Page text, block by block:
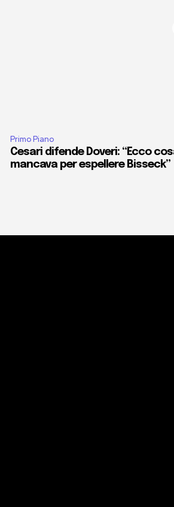
Primo Piano
Cesari difende Doveri: “Ecco
mancava per espellere Bisseck”